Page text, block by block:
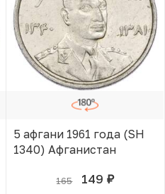
5 афгани 1961 года (SH
1340) Афганистан
165 149 руб.
В КОРЗИНЕ